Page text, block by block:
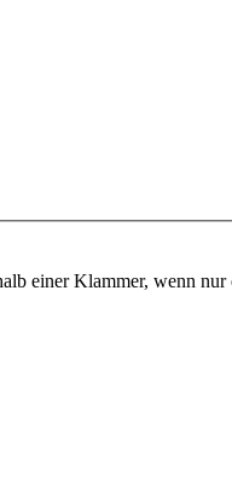
einer Klammer, wenn nur